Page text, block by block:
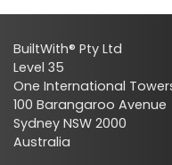
BuiltWith® Pty Ltd
Level 35
One International
100 Barangaroo Avenue
Sydney NSW 2000
Australia